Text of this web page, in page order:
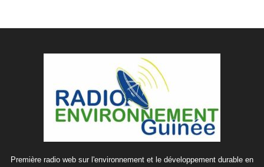
Première radio web sur l'environnement et le développement durable en